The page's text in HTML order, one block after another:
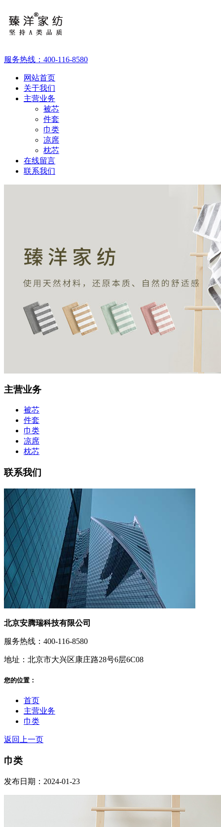
服务热线： 400-116-8580
网站首页
关于我们
主营业务
被芯
件套
巾类
凉席
枕芯
在线留言
联系我们
主营业务
被芯
件套
巾类
凉席
枕芯
联系我们
北京安腾瑞科技有限公司
服务热线：400-116-8580
地址：北京市大兴区康庄路28号6层6C08
您的位置：
首页
主营业务
巾类
返回上一页
巾类
发布日期：2024-01-23